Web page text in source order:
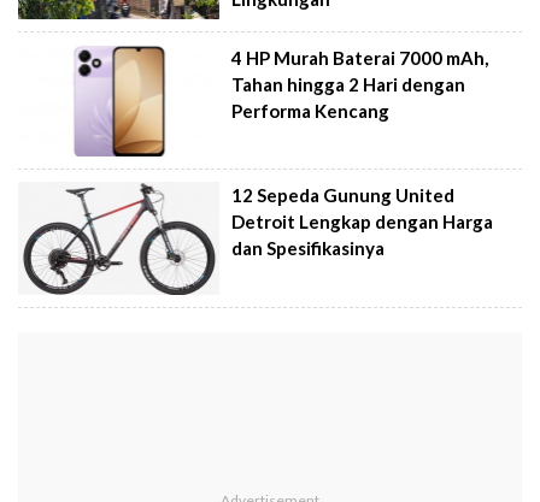
4 HP Murah Baterai 7000 mAh,
Tahan hingga 2 Hari dengan
Performa Kencang
12 Sepeda Gunung United
Detroit Lengkap dengan Harga
dan Spesifikasinya